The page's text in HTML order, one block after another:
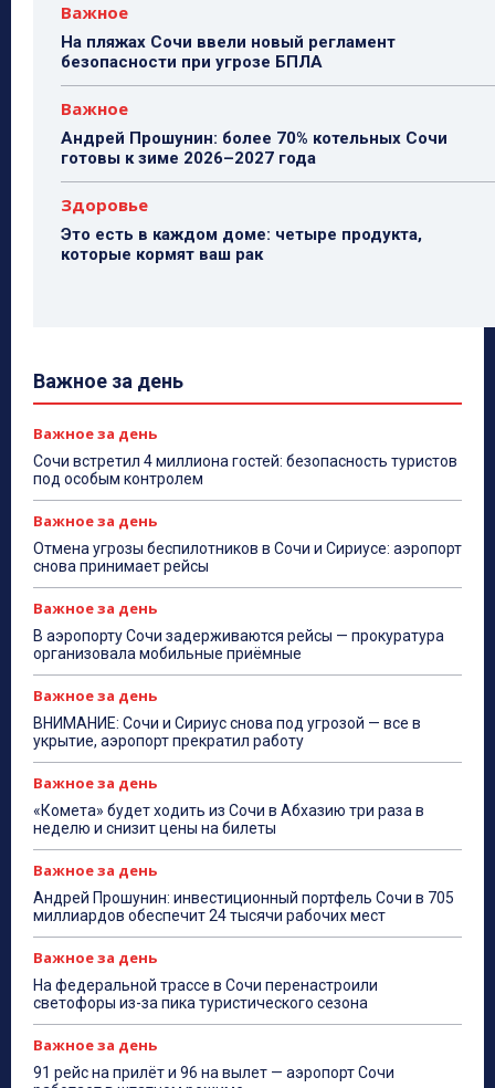
Важное
На пляжах Сочи ввели новый регламент
безопасности при угрозе БПЛА
Важное
Андрей Прошунин: более 70% котельных Сочи
готовы к зиме 2026–2027 года
Здоровье
Это есть в каждом доме: четыре продукта,
которые кормят ваш рак
Важное за день
Важное за день
Сочи встретил 4 миллиона гостей: безопасность туристов
под особым контролем
Важное за день
Отмена угрозы беспилотников в Сочи и Сириусе: аэропорт
снова принимает рейсы
Важное за день
В аэропорту Сочи задерживаются рейсы — прокуратура
организовала мобильные приёмные
Важное за день
ВНИМАНИЕ: Сочи и Сириус снова под угрозой — все в
укрытие, аэропорт прекратил работу
Важное за день
«Комета» будет ходить из Сочи в Абхазию три раза в
неделю и снизит цены на билеты
Важное за день
Андрей Прошунин: инвестиционный портфель Сочи в 705
миллиардов обеспечит 24 тысячи рабочих мест
Важное за день
На федеральной трассе в Сочи перенастроили
светофоры из-за пика туристического сезона
Важное за день
91 рейс на прилёт и 96 на вылет — аэропорт Сочи